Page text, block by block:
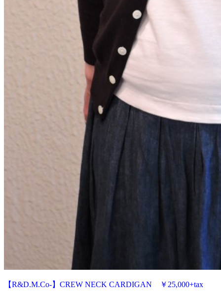
【R&D.M.Co-】CREW NECK CARDIGAN ￥25,000+tax